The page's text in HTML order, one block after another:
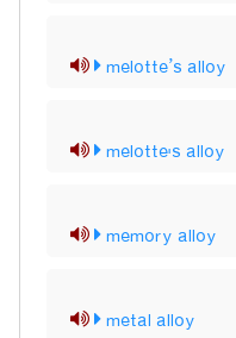
melotte’s alloy
melotte's alloy
memory alloy
metal alloy